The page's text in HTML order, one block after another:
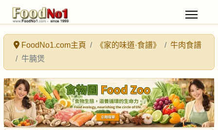
FoodNo1.com主頁 《家的味道·食譜》
牛肉食譜
牛腩煲